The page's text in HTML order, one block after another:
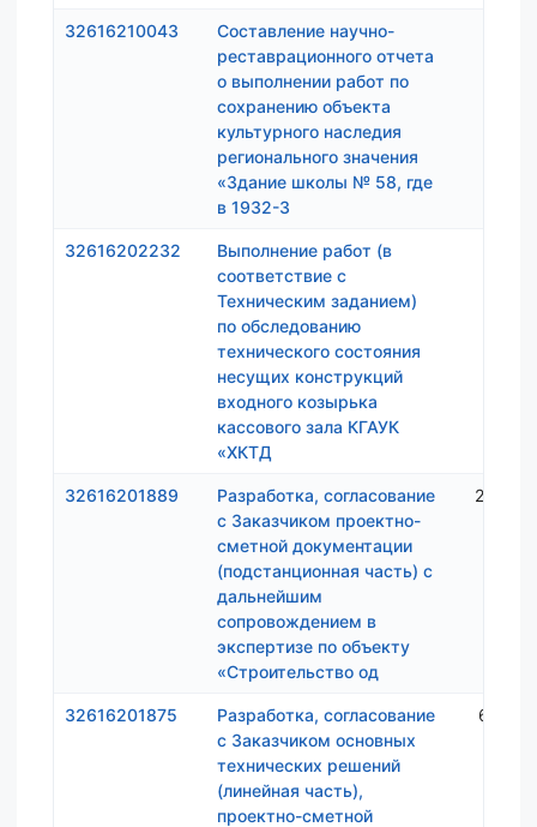
32616210043
Составление научно-
реставрационного отчета
о выполнении работ по
сохранению объекта
культурного наследия
регионального значения
«Здание школы № 58, где
в 1932-3
32616202232
Выполнение работ (в
соответствие с
Техническим заданием)
по обследованию
технического состояния
несущих конструкций
входного козырька
кассового зала КГАУК
«ХКТД
32616201889
Разработка, согласование
с Заказчиком проектно-
сметной документации
(подстанционная часть) с
дальнейшим
сопровождением в
экспертизе по объекту
«Строительство од
2 482
32616201875
Разработка, согласование
с Заказчиком основных
технических решений
(линейная часть),
проектно-сметной
6 035